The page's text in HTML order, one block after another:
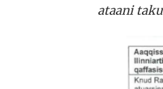
ataani